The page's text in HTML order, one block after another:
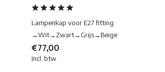
Lampenkap voor E27 fitting.
→Wit→Zwart→Grijs→Beige
€77,00
Incl. btw